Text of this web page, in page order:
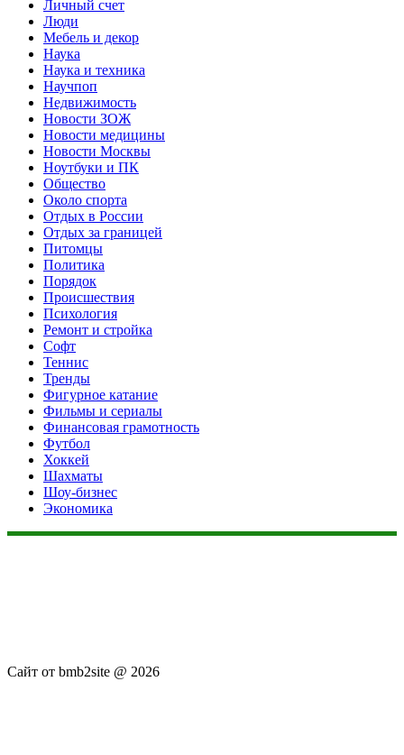
Личный счет
Люди
Мебель и декор
Наука
Наука и техника
Научпоп
Недвижимость
Новости ЗОЖ
Новости медицины
Новости Москвы
Ноутбуки и ПК
Общество
Около спорта
Отдых в России
Отдых за границей
Питомцы
Политика
Порядок
Происшествия
Психология
Ремонт и стройка
Софт
Теннис
Тренды
Фигурное катание
Фильмы и сериалы
Финансовая грамотность
Футбол
Хоккей
Шахматы
Шоу-бизнес
Экономика
Сайт от bmb2site @ 2026